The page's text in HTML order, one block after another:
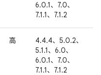
6.0.1、7.0、
7.1.1、7.1.2
高
4.4.4、5.0.2、
5.1.1、6.0、
6.0.1、7.0、
7.1.1、7.1.2